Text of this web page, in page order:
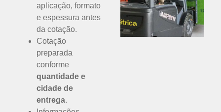
aplicação, formato
e espessura antes
da cotação.
Cotação
preparada
conforme
quantidade e
cidade de
entrega.